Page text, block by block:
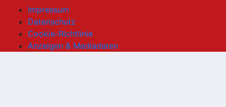
Impressum
Datenschutz
Cookie-Richtlinie
Anzeigen & Mediadaten